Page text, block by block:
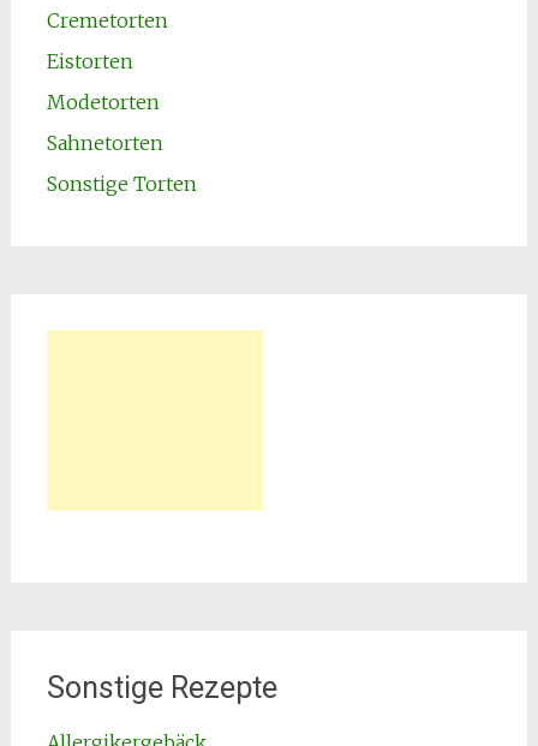
Cremetorten
Eistorten
Modetorten
Sahnetorten
Sonstige Torten
Sonstige Rezepte